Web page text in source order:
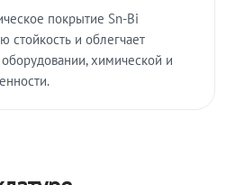
покрытие Sn-Bi
стойкость и облегчает
химической и